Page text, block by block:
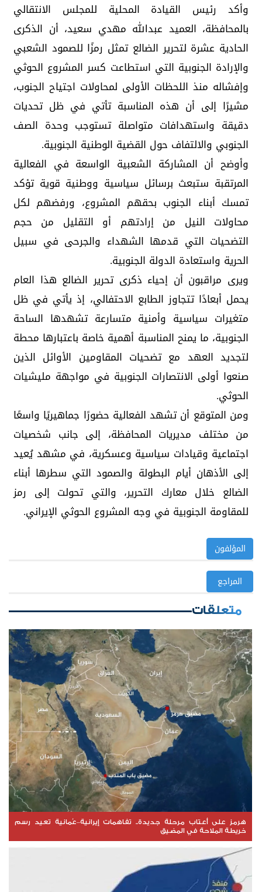
وأكد رئيس القيادة المحلية للمجلس الانتقالي
بالمحافظة، العميد عبدالله مهدي سعيد، أن الذكرى
الحادية عشرة لتحرير الضالع تمثل رمزًا للصمود الشعبي
والإرادة الجنوبية التي استطاعت كسر المشروع الحوثي
وإفشاله منذ اللحظات الأولى لمحاولات اجتياح الجنوب،
مشيرًا إلى أن هذه المناسبة تأتي في ظل تحديات
دقيقة واستهدافات متواصلة تستوجب وحدة الصف
الجنوبي والالتفاف حول القضية الوطنية الجنوبية.
وأوضح أن المشاركة الشعبية الواسعة في الفعالية
المرتقبة ستبعث برسائل سياسية ووطنية قوية تؤكد
تمسك أبناء الجنوب بحقهم المشروع، ورفضهم لكل
محاولات النيل من إرادتهم أو التقليل من حجم
التضحيات التي قدمها الشهداء والجرحى في سبيل
الحرية واستعادة الدولة الجنوبية.
ويرى مراقبون أن إحياء ذكرى تحرير الضالع هذا العام
يحمل أبعادًا تتجاوز الطابع الاحتفالي، إذ يأتي في ظل
متغيرات سياسية وأمنية متسارعة تشهدها الساحة
الجنوبية، ما يمنح المناسبة أهمية خاصة باعتبارها محطة
لتجديد العهد مع تضحيات المقاومين الأوائل الذين
صنعوا أولى الانتصارات الجنوبية في مواجهة مليشيات
الحوثي.
ومن المتوقع أن تشهد الفعالية حضورًا جماهيريًا واسعًا
من مختلف مديريات المحافظة، إلى جانب شخصيات
اجتماعية وقيادات سياسية وعسكرية، في مشهد يُعيد
إلى الأذهان أيام البطولة والصمود التي سطرها أبناء
الضالع خلال معارك التحرير، والتي تحولت إلى رمز
للمقاومة الجنوبية في وجه المشروع الحوثي الإيراني.
المؤلفون
المراجع
متعلقات
هرمز على أعتاب مرحلة جديدة.. تفاهمات إيرانية–عُمانية تعيد رسم
خريطة الملاحة في المضيق